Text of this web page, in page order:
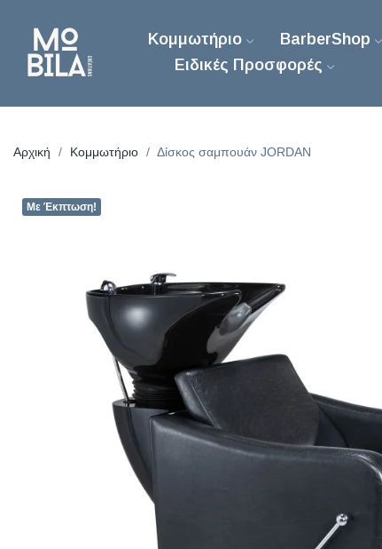
Κομμωτήριο BarberShop
Ειδικές Προσφορές
Αρχική Κομμωτήριο Δίσκος σαμπουάν JORDAN
Με Έκπτωση!